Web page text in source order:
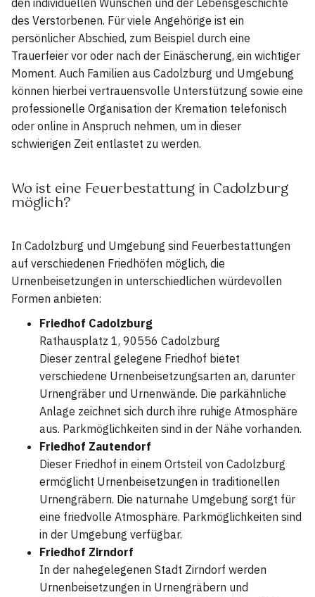
des Verstorbenen. Für viele Angehörige ist ein
persönlicher Abschied, zum Beispiel durch eine
Trauerfeier vor oder nach der Einäscherung, ein wichtiger
Moment. Auch Familien aus Cadolzburg und Umgebung
können hierbei vertrauensvolle Unterstützung sowie eine
professionelle Organisation der Kremation telefonisch
oder online in Anspruch nehmen, um in dieser
schwierigen Zeit entlastet zu werden.
Wo ist eine Feuerbestattung in Cadolzburg
möglich?
In Cadolzburg und Umgebung sind Feuerbestattungen
auf verschiedenen Friedhöfen möglich, die
Urnenbeisetzungen in unterschiedlichen würdevollen
Formen anbieten:
Friedhof Cadolzburg
Rathausplatz 1, 90556 Cadolzburg
Dieser zentral gelegene Friedhof bietet
verschiedene Urnenbeisetzungsarten an, darunter
Urnengräber und Urnenwände. Die parkähnliche
Anlage zeichnet sich durch ihre ruhige Atmosphäre
aus. Parkmöglichkeiten sind in der Nähe vorhanden.
Friedhof Zautendorf
Dieser Friedhof in einem Ortsteil von Cadolzburg
ermöglicht Urnenbeisetzungen in traditionellen
Urnengräbern. Die naturnahe Umgebung sorgt für
eine friedvolle Atmosphäre. Parkmöglichkeiten sind
in der Umgebung verfügbar.
Friedhof Zirndorf
In der nahegelegenen Stadt Zirndorf werden
Urnenbeisetzungen in Urnengräbern und